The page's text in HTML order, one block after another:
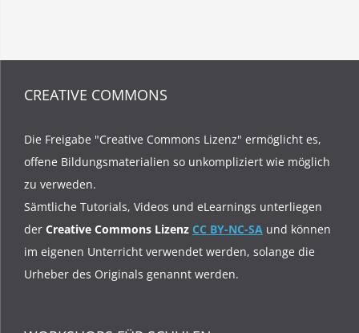
CREATIVE COMMONS
Die Freigabe "Creative Commons Lizenz" ermöglicht es,
offene Bildungsmaterialien so unkompliziert wie möglich
zu verweden.
Sämtliche Tutorials, Videos und eLearnings unterliegen
der Creative Commons Lizenz CC BY-NC-SA und können
im eigenen Unterricht verwendet werden, solange die
Urheber des Originals genannt werden.